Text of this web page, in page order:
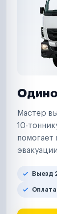
Мастер
10-
помогает
Выезд
Оплата